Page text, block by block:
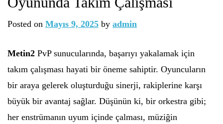
Posted on Mayıs 9, 2025 by admin
Metin2 PvP sunucularında, başarıyı yakalamak için
takım çalışması hayati bir öneme sahiptir. Oyuncuların
bir araya gelerek oluşturduğu sinerji, rakiplerine karşı
büyük bir avantaj sağlar. Düşünün ki, bir orkestra gibi;
her enstrümanın uyum içinde çalması, müziğin